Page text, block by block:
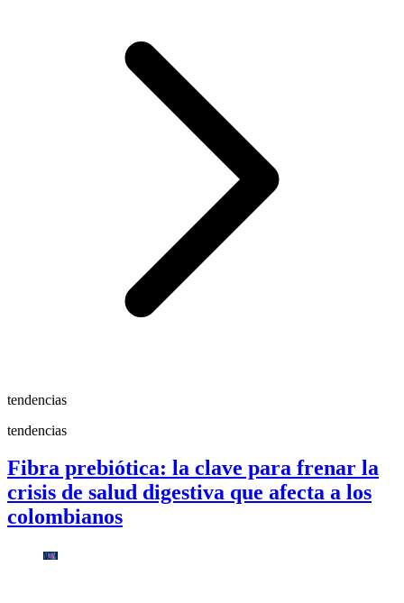
tendencias
tendencias
Fibra prebiótica: la clave para frenar la
crisis de salud digestiva que afecta a los
colombianos